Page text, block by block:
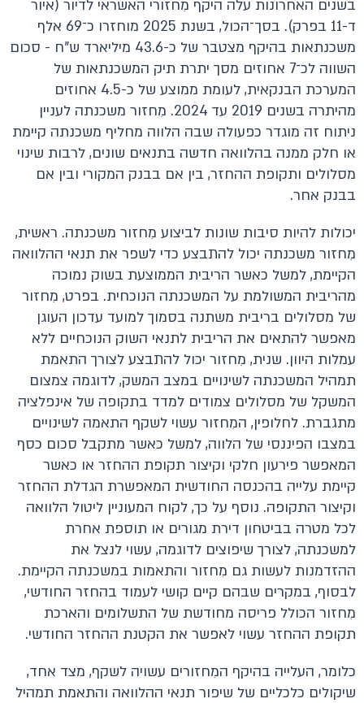
בשנים האחרונות עלה היקף מִחזורי האשראי לדיור (איור
ד-11 בפרק). בסך־הכול, בשנת 2025 מוחזרו כ־69 אלף
משכנתאות בהיקף מצטבר של כ-43.6 מיליארד ש"ח - סכום
השווה לכ־7 אחוזים מסך יתרת תיק המשכנתאות של
המערכת הבנקאית, לעומת ממוצע של כ-4.5 אחוזים
מהיתרה בשנים 2019 עד 2024. מִחזור משכנתה לעניין
ניתוח זה מוגדר כפעולה שבה הלווה מחליף משכנתה קיימת
או חלק ממנה בהלוואה חדשה בתנאים שונים, לרבות שינוי
מסלולים ותקופת ההחזר, בין אם בבנק המקורי ובין אם
בבנק אחר.
יכולות להיות סיבות שונות לביצוע מִחזור משכנתה. ראשית,
מִחזור משכנתה יכול להתבצע כדי לשפר את תנאי ההלוואה
הקיימת, למשל כאשר הריבית הממוצעת בשוק נמוכה
מהריבית המשולמת על המשכנתה הנוכחית. בפרט, מִחזור
של מסלולים בריבית משתנה בסמוך למועד עדכון העוגן
מאפשר להתאים את הריבית לתנאי השוק הנוכחיים ללא
עמלות היוון. שנית, מִחזור יכול להתבצע לצורך התאמת
תמהיל המשכנתה לשינויים במצב המשק, לדוגמה צמצום
המשקל של מסלולים צמודים למדד בתקופה של אינפלציה
מתגברת. לחלופין, המִחזור עשוי לשקף התאמה לשינויים
במצבו הפיננסי של הלווה, למשל כאשר מתקבל סכום כסף
המאפשר פירעון חלקי וקיצור תקופת ההחזר או כאשר
קיימת עלייה בהכנסה החודשית המאפשרת הגדלת ההחזר
וקיצור התקופה. נוסף על כך, לקוח המעוניין ליטול הלוואה
לכל מטרה בביטחון דירת מגורים או תוספת אחרת
למשכנתה, לצורך שיפוצים לדוגמה, עשוי לנצל את
ההזדמנות לעשות גם מִחזור והתאמות במשכנתה הקיימת.
לבסוף, במקרים שבהם קיים קושי לעמוד בהחזר החודשי,
מִחזור הכולל פריסה מחודשת של התשלומים והארכת
תקופת ההחזר עשוי לאפשר את הקטנת ההחזר החודשי.
כלומר, העלייה בהיקף המִחזורים עשויה לשקף, מצד אחד,
שיקולים כלכליים של שיפור תנאי ההלוואה והתאמת תמהיל